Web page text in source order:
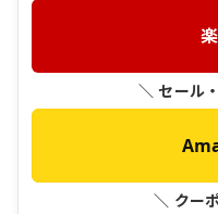
＼ セール
＼ クー